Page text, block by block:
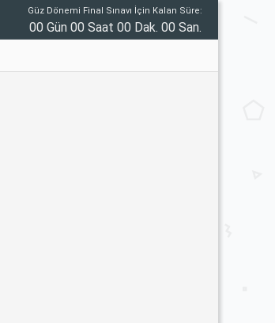
Güz Dönemi Final Sınavı İçin Kalan Süre:
00 Gün 00 Saat 00 Dak. 00 San.